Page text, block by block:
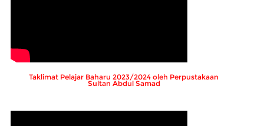
Taklimat Pelajar Baharu 2023/2024 oleh Perpustakaan
Sultan Abdul Samad